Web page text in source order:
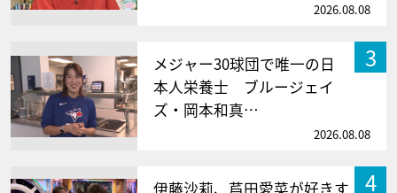
2026.08.08
3
メジャー30球団で唯一の日
本人栄養士 ブルージェイ
ズ・岡本和真…
2026.08.08
4
伊藤沙莉、芦田愛菜が好きす